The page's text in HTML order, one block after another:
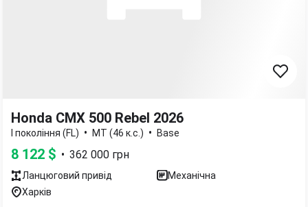
Honda CMX 500 Rebel 2026
I покоління (FL) • MT (46 к.с.) • Base
8 122 $ • 362 000 грн
Ланцюговий привід
Механічна
Харків